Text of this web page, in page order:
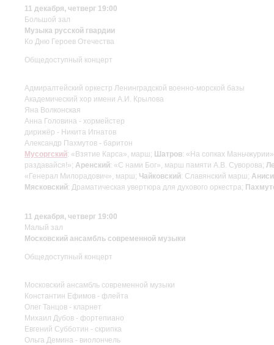
11 декабря, четверг 19:00
Большой зал
Музыка русской гвардии
Ко Дню Героев Отечества
Общедоступный концерт
Адмиралтейский оркестр Ленинградской военно-морской базы
Академический хор имени А.И. Крылова
Яна Волконская
Анна Головина - хормейстер
дирижёр - Никита Игнатов
Александр Пахмутов - баритон
Мусоргский: «Взятие Карса», марш; Шатров: «На сопках
раздавайся!»; Аренский: «С нами Бог», марш памяти А.В. Суворова;
«Генерал Милорадович», марш; Чайковский: Славянский марш;
Мясковский: Драматическая увертюра для духового оркестра;
11 декабря, четверг 19:00
Малый зал
Московский ансамбль современной музыки
Общедоступный концерт
Московский ансамбль современной музыки
Константин Ефимов - флейта
Олег Танцов - кларнет
Михаил Дубов - фортепиано
Евгений Субботин - скрипка
Ольга Демина - виолончель